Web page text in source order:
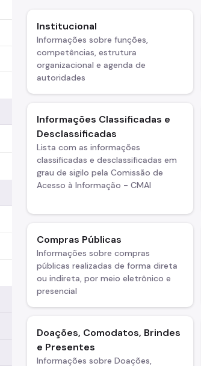
Institucional
Informações sobre funções,
competências, estrutura
organizacional e agenda de
autoridades
Informações Classificadas e
Desclassificadas
Lista com as informações
classificadas e desclassificadas em
grau de sigilo pela Comissão de
Acesso à Informação - CMAI
Compras Públicas
Informações sobre compras
públicas realizadas de forma direta
ou indireta, por meio eletrônico e
presencial
Doações, Comodatos, Brindes
e Presentes
Informações sobre Doações,